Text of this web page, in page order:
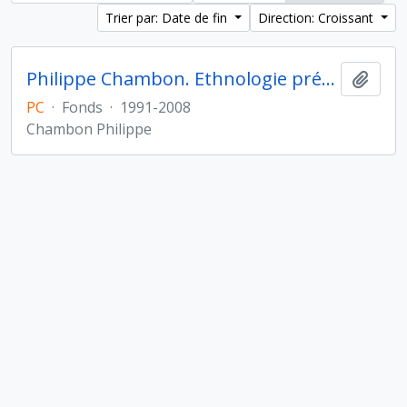
Trier par: Date de fin Direction: Croissant
Philippe Chambon. Ethnologie préhistorique
PC · Fonds · 1991-2008
Chambon Philippe